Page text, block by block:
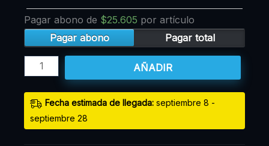
Pagar abono de $25.605 por artículo
Pagar abono
Pagar total
AÑADIR
Fecha estimada de llegada: septiembre 8 -
septiembre 28